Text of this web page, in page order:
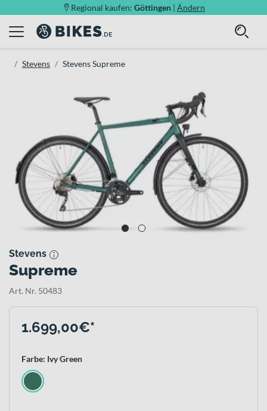
Regional kaufen: Göttingen | Ändern
Stevens Stevens Supreme
Stevens
Supreme
Art. Nr. 50483
1.699,00€*
Farbe: Ivy Green